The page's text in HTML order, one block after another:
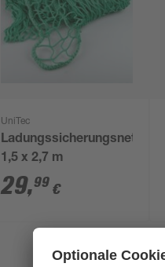
UniTec
Ladungssicherungsnetz
1,5 x 2,7 m
29,99 €